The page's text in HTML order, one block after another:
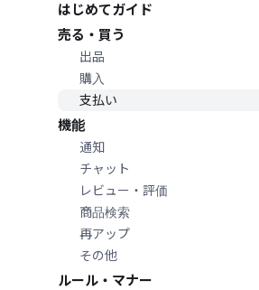
はじめてガイド
売る・買う
出品
購入
支払い
機能
通知
チャット
レビュー・評価
商品検索
再アップ
その他
ルール・マナー